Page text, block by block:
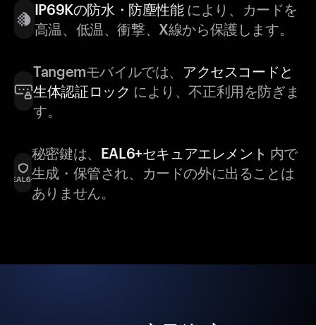
IP69Kの防水・防塵性能により、カードを
高温、低温、衝撃、X線から保護します。
Tangemモバイルでは、 アクセスコードと
生体認証ロック により、不正利用を防ぎま
す。
秘密鍵は、 EAL6+セキュアエレメント 内で
生成・保管され、カードの外に出ることは
ありません。